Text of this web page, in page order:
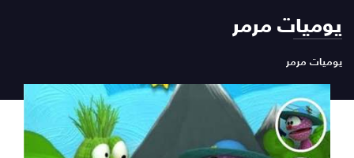
يوميات مرمر
يوميات مرمر